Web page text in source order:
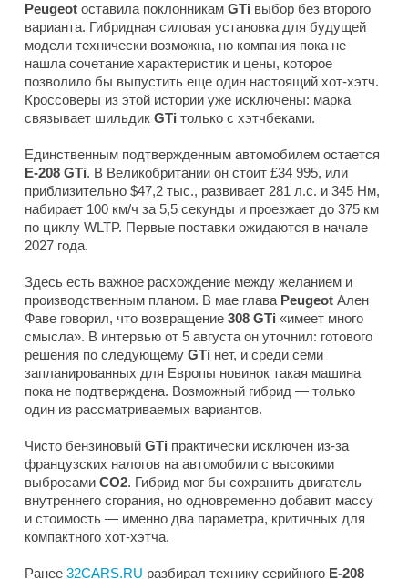
Peugeot оставила поклонникам GTi выбор без второго
варианта. Гибридная силовая установка для будущей
модели технически возможна, но компания пока не
нашла сочетание характеристик и цены, которое
позволило бы выпустить еще один настоящий хот-хэтч.
Кроссоверы из этой истории уже исключены: марка
связывает шильдик GTi только с хэтчбеками.
Единственным подтвержденным автомобилем остается
E-208 GTi. В Великобритании он стоит £34 995, или
приблизительно $47,2 тыс., развивает 281 л.с. и 345 Нм,
набирает 100 км/ч за 5,5 секунды и проезжает до 375 км
по циклу WLTP. Первые поставки ожидаются в начале
2027 года.
Здесь есть важное расхождение между желанием и
производственным планом. В мае глава Peugeot Ален
Фаве говорил, что возвращение 308 GTi «имеет много
смысла». В интервью от 5 августа он уточнил: готового
решения по следующему GTi нет, и среди семи
запланированных для Европы новинок такая машина
пока не подтверждена. Возможный гибрид — только
один из рассматриваемых вариантов.
Чисто бензиновый GTi практически исключен из-за
французских налогов на автомобили с высокими
выбросами CO2. Гибрид мог бы сохранить двигатель
внутреннего сгорания, но одновременно добавит массу
и стоимость — именно два параметра, критичных для
компактного хот-хэтча.
Ранее 32CARS.RU разбирал технику серийного E-208